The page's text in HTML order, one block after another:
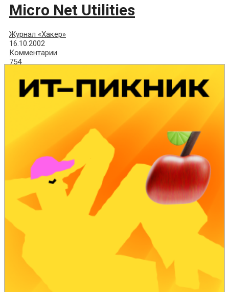
Micro Net Utilities
Журнал «Хакер»
16.10.2002
Комментарии
754